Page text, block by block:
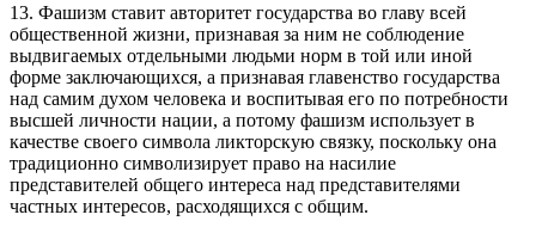
13. Фашизм ставит авторитет государства во главу всей
общественной жизни, признавая за ним не соблюдение
выдвигаемых отдельными людьми норм в той или иной
форме заключающихся, а признавая главенство государства
над самим духом человека и воспитывая его по потребности
высшей личности нации, а потому фашизм использует в
качестве своего символа ликторскую связку, поскольку она
традиционно символизирует право на насилие
представителей общего интереса над представителями
частных интересов, расходящихся с общим.